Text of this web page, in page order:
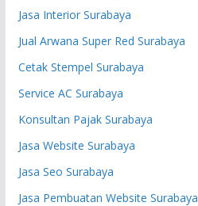
Jasa Interior Surabaya
Jual Arwana Super Red Surabaya
Cetak Stempel Surabaya
Service AC Surabaya
Konsultan Pajak Surabaya
Jasa Website Surabaya
Jasa Seo Surabaya
Jasa Pembuatan Website Surabaya